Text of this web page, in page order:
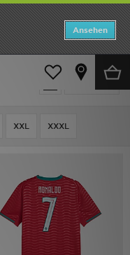
Ansehen
Replica
verfeinern
XXL XXXL